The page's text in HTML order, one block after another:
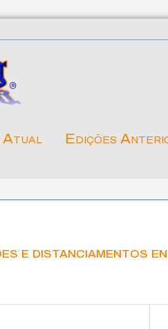
Atual Edições
e distanciamentos